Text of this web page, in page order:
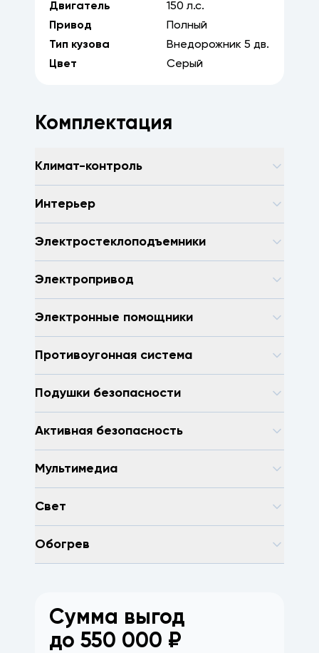
Двигатель
150 л.с.
Привод
Полный
Тип кузова
Внедорожник 5 дв.
Цвет
Серый
Комплектация
Климат-контроль
Интерьер
Электростеклоподъемники
Электропривод
Электронные помощники
Противоугонная система
Подушки безопасности
Активная безопасность
Мультимедиа
Свет
Обогрев
Сумма выгод
до 550 000 ₽